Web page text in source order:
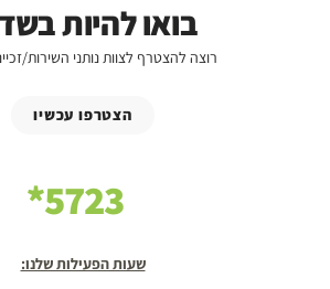
בואו להיות
רוצה להצטרף לצוות נותני השירות/
הצטרפו עכשיו
5723*
שעות הפעילות שלנו: